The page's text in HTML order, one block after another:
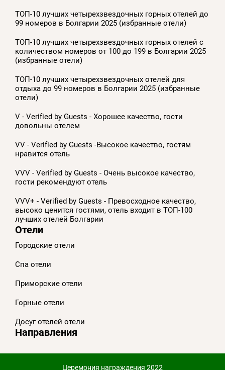
ТОП-10 лучших четырехзвездочных горных отелей до
99 номеров в Болгарии 2025 (избранные отели)
ТОП-10 лучших четырехзвездочных горных отелей с
количеством номеров от 100 до 199 в Болгарии 2025
(избранные отели)
ТОП-10 лучших четырехзвездочных отелей для
отдыха до 99 номеров в Болгарии 2025 (избранные
отели)
V - Verified by Guests - Хорошее качество, гости
довольны отелем
VV - Verified by Guests -Высокое качество, гостям
нравится отель
VVV - Verified by Guests - Очень высокое качество,
гости рекомендуют отель
VVV+ - Verified by Guests - Превосходное качество,
высоко ценится гостями, отель входит в ТОП-100
лучших отелей Болгарии
Отели
Городские отели
Спа отели
Приморскиe отели
Горные отели
Досуг отелей отели
Направления
Церемония награждения 2022